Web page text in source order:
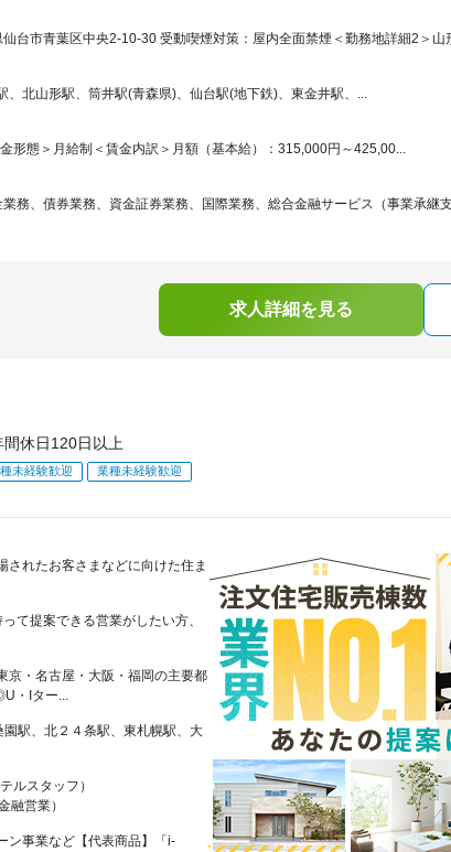
台市青葉区中央2-10-30 受動喫煙対策：屋内全面禁煙＜勤務地詳細2＞山
、北山形駅、筒井駅(青森県)、仙台駅(地下鉄)、東金井駅、...
形態＞月給制＜賃金内訳＞月額（基本給）：315,000円～425,00...
務、債券業務、資金証券業務、国際業務、総合金融サービス（事業承継
求人詳細を見る
休日120日以上
未経験歓迎 業種未経験歓迎
されたお客さまなどに向けた住ま
て提案できる営業がしたい方、
・名古屋・大阪・福岡の主要都
・Iター...
駅、北２４条駅、東札幌駅、大
ルスタッフ）
融営業）
ン事業など【代表商品】「i-